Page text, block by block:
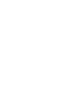
l’année
approfondir et